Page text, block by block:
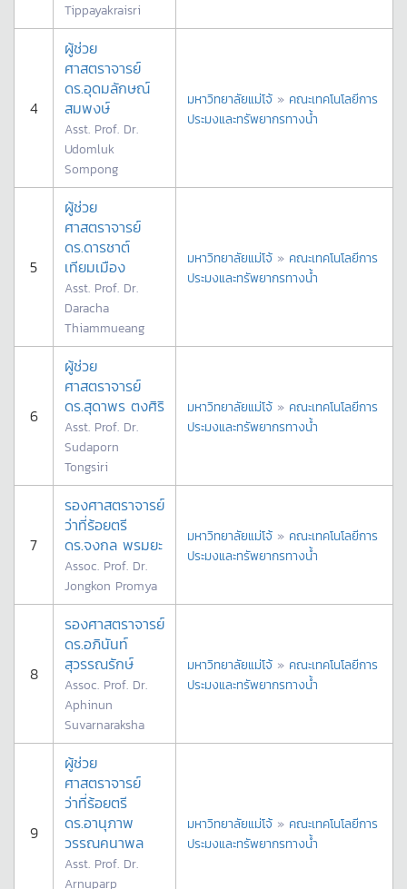
Tippayakraisri
4
ผู้ช่วย
ศาสตราจารย์
ดร.อุดมลักษณ์
สมพงษ์
Asst. Prof. Dr.
Udomluk
Sompong
มหาวิทยาลัยแม่โจ้ » คณะเทคโนโลยีการ
ประมงและทรัพยากรทางน้ำ
5
ผู้ช่วย
ศาสตราจารย์
ดร.ดารชาต์
เทียมเมือง
Asst. Prof. Dr.
Daracha
Thiammueang
มหาวิทยาลัยแม่โจ้ » คณะเทคโนโลยีการ
ประมงและทรัพยากรทางน้ำ
6
ผู้ช่วย
ศาสตราจารย์
ดร.สุดาพร ตงศิริ
Asst. Prof. Dr.
Sudaporn
Tongsiri
มหาวิทยาลัยแม่โจ้ » คณะเทคโนโลยีการ
ประมงและทรัพยากรทางน้ำ
7
รองศาสตราจารย์
ว่าที่ร้อยตรี
ดร.จงกล พรมยะ
Assoc. Prof. Dr.
Jongkon Promya
มหาวิทยาลัยแม่โจ้ » คณะเทคโนโลยีการ
ประมงและทรัพยากรทางน้ำ
8
รองศาสตราจารย์
ดร.อภินันท์
สุวรรณรักษ์
Assoc. Prof. Dr.
Aphinun
Suvarnaraksha
มหาวิทยาลัยแม่โจ้ » คณะเทคโนโลยีการ
ประมงและทรัพยากรทางน้ำ
9
ผู้ช่วย
ศาสตราจารย์
ว่าที่ร้อยตรี
ดร.อานุภาพ
วรรณคนาพล
Asst. Prof. Dr.
Arnuparp
มหาวิทยาลัยแม่โจ้ » คณะเทคโนโลยีการ
ประมงและทรัพยากรทางน้ำ